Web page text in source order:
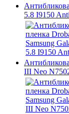
5.8 I9150
III Neo